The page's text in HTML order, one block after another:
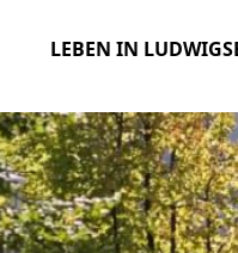
LEBEN IN